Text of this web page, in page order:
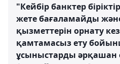
"Кейбір банктер
жете бағаламайды
қызметтерін орнату
қамтамасыз ету
ұсыныстарды әрқашан